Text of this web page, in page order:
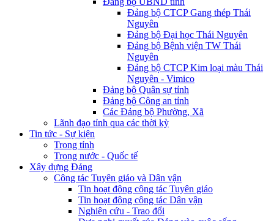
Đảng bộ CTCP Gang thép Thái
Nguyên
Đảng bộ Đại học Thái Nguyên
Đảng bộ Bệnh viện TW Thái
Nguyên
Đảng bộ CTCP Kim loại màu Thái
Nguyên - Vimico
Đảng bộ Quân sự tỉnh
Đảng bộ Công an tỉnh
Các Đảng bộ Phường, Xã
Lãnh đạo tỉnh qua các thời kỳ
Tin tức - Sự kiện
Trong tỉnh
Trong nước - Quốc tế
Xây dựng Đảng
Công tác Tuyên giáo và Dân vận
Tin hoạt động công tác Tuyên giáo
Tin hoạt động công tác Dân vận
Nghiên cứu - Trao đổi